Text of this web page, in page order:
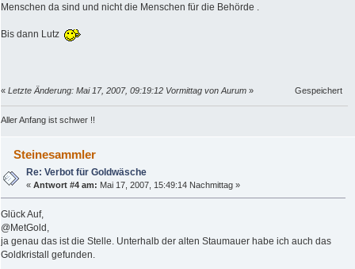
Menschen da sind und nicht die Menschen für die Behörde .
Bis dann Lutz
« Letzte Änderung: Mai 17, 2007, 09:19:12 Vormittag von Aurum » Gespeichert
Aller Anfang ist schwer !!
Steinesammler
Re: Verbot für Goldwäsche
«Antwort #4 am: Mai 17, 2007, 15:49:14 Nachmittag »
Glück Auf,
@MetGold,
ja genau das ist die Stelle. Unterhalb der alten Staumauer habe ich auch das
Goldkristall gefunden.